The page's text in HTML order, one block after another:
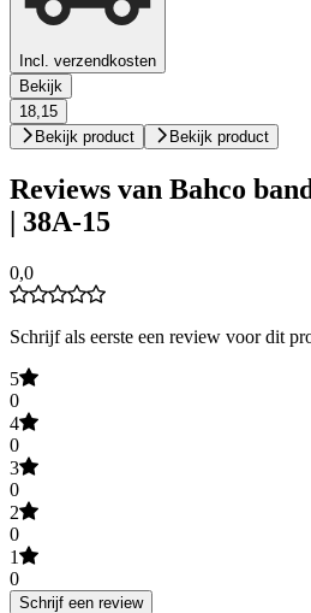
Incl. verzendkosten
Bekijk
18,15
Bekijk product
Bekijk product
Reviews van Bahco
| 38A-15
0,0
Schrijf als eerste een review voor dit
5
0
4
0
3
0
2
0
1
0
Schrijf een review